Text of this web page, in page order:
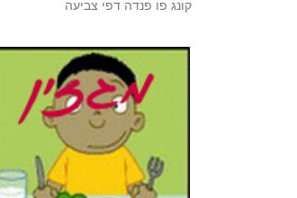
קונג פו פנדה דפי צביעה